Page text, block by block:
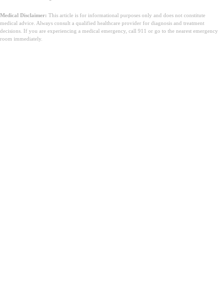
Medical Disclaimer: This article is for informational purposes only and does not constitute
medical advice. Always consult a qualified healthcare provider for diagnosis and treatment
decisions. If you are experiencing a medical emergency, call 911 or go to the nearest emergency
room immediately.